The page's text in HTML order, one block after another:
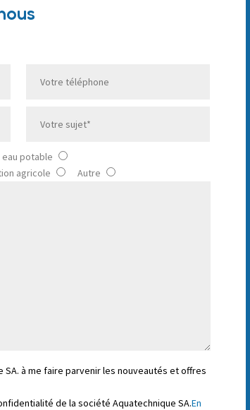
potable
agricole Autre
à me faire parvenir les nouveautés et offres
de la société Aquatechnique SA.En